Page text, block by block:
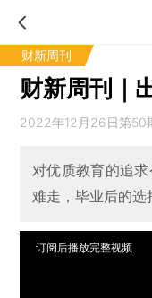
财新周刊
财新周刊｜
2022年12月26日第50
对优质教育的追
难走，毕业后的选
订阅后播放完整视频